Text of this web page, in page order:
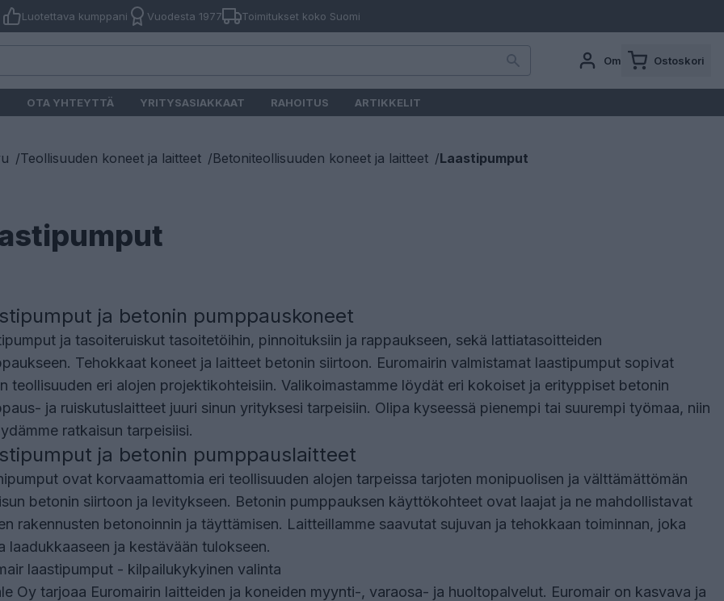
Luotettava kumppani Vuodesta 1977 Toimitukset koko Suomi
Oma tili Ostoskori
OTA YHTEYTTÄ YRITYSASIAKKAAT RAHOITUS ARTIKKELIT
/Teollisuuden koneet ja laitteet /Betoniteollisuuden koneet ja laitteet /Laastipumput
ja betonin pumppauskoneet
ja tasoiteruiskut tasoitetöihin, pinnoituksiin ja rappaukseen, sekä lattiatasoitteiden
Tehokkaat koneet ja laitteet betonin siirtoon. Euromairin valmistamat laastipumput sopivat
teollisuuden eri alojen projektikohteisiin. Valikoimastamme löydät eri kokoiset ja erityppiset betonin
ja ruiskutuslaitteet juuri sinun yrityksesi tarpeisiin. Olipa kyseessä pienempi tai suurempi työmaa, niin
ratkaisun tarpeisiisi.
ja betonin pumppauslaitteet
ovat korvaamattomia eri teollisuuden alojen tarpeissa tarjoten monipuolisen ja välttämättömän
betonin siirtoon ja levitykseen. Betonin pumppauksen käyttökohteet ovat laajat ja ne mahdollistavat
rakennusten betonoinnin ja täyttämisen. Laitteillamme saavutat sujuvan ja tehokkaan toiminnan, joka
laadukkaaseen ja kestävään tulokseen.
laastipumput - kilpailukykyinen valinta
Oy tarjoaa Euromairin laitteiden ja koneiden myynti-, varaosa- ja huoltopalvelut. Euromair on kasvava ja